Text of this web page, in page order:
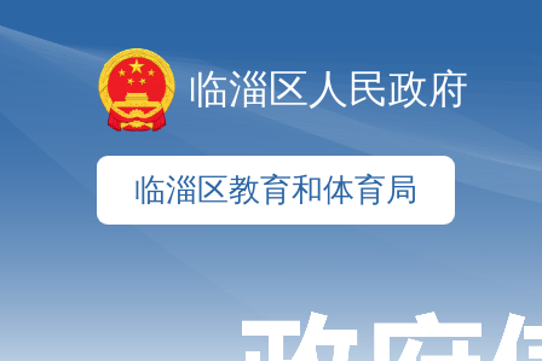
临淄区人民政府
临淄区教育和体育局